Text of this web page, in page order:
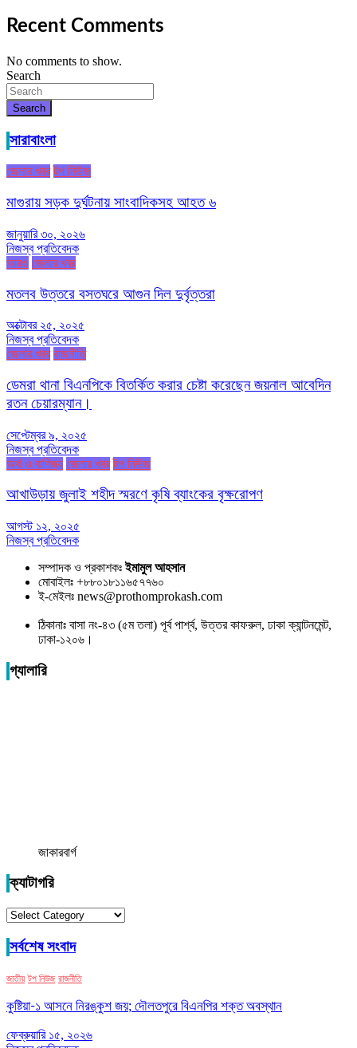
Recent Comments
No comments to show.
Search
Search
সারাবাংলা
জেলার খবর টপ নিউজ
মাগুরায় সড়ক দুর্ঘটনায় সাংবাদিকসহ আহত ৬
জানুয়ারি ৩০, ২০২৬
নিজস্ব প্রতিবেদক
আরও জেলার খবর
মতলব উত্তরে বসতঘরে আগুন দিল দুর্বৃত্তরা
অক্টোবর ২৫, ২০২৫
নিজস্ব প্রতিবেদক
জেলার খবর রাজনীতি
ডেমরা থানা বিএনপিকে বিতর্কিত করার চেষ্টা করেছেন জয়নাল আবেদিন
রতন চেয়ারম্যান।
সেপ্টেম্বর ৯, ২০২৫
নিজস্ব প্রতিবেদক
অর্থ ও বাণিজ্য জেলার খবর টপ নিউজ
আখাউড়ায় জুলাই শহীদ স্মরণে কৃষি ব্যাংকের বৃক্ষরোপণ
আগস্ট ১২, ২০২৫
নিজস্ব প্রতিবেদক
সম্পাদক ও প্রকাশকঃইমামুল আহসান
মোবাইলঃ +৮৮০১৮১১৬৫৭৭৬০
ই-মেইলঃ news@prothomprokash.com
ঠিকানাঃ বাসা নং-৪৩ (৫ম তলা) পূর্ব পার্শ্ব, উত্তর কাফরুল, ঢাকা ক্যান্টনমেন্ট,
ঢাকা-১২০৬।
গ্যালারি
জাকারবার্গ
ক্যাটাগরি
ক্যাটাগরি
সর্বশেষ সংবাদ
জাতীয় টপ নিউজ রাজনীতি
কুষ্টিয়া-১ আসনে নিরঙ্কুশ জয়; দৌলতপুরে বিএনপির শক্ত অবস্থান
ফেব্রুয়ারি ১৫, ২০২৬